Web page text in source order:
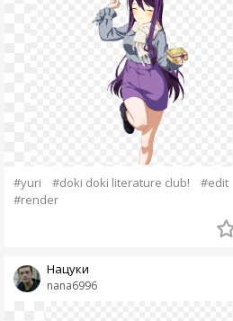
#yuri #doki doki literature club!
#edit
#render
nana6996
Нацуки